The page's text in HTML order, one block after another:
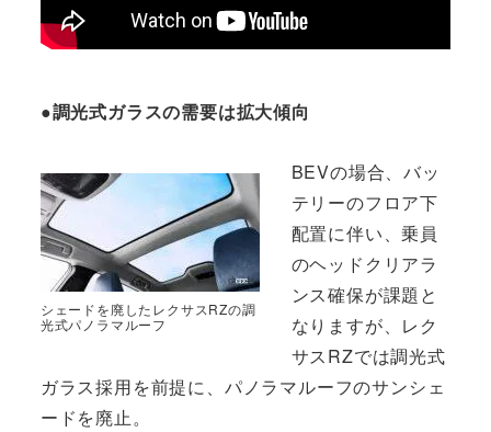
●調光式ガラスの需要は拡大傾向
シェードを廃したレクサスRZの調
光式パノラマルーフ
BEVの場合、バッ
テリーのフロア下
配置に伴い、乗員
のヘッドクリアラ
ンス確保が課題と
なりますが、レク
サスRZでは調光式
ガラス採用を前提に、パノラマルーフのサンシェ
ードを廃止。